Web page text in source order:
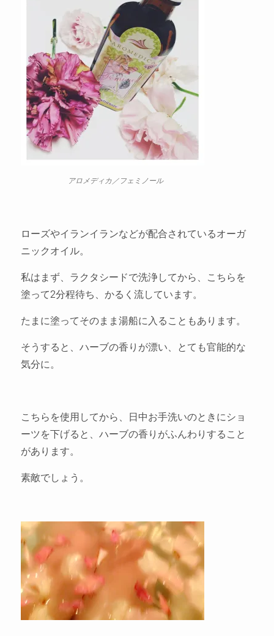
アロメディカ／フェミノール
ローズやイランイランなどが配合されているオーガ
ニックオイル。
私はまず、ラクタシードで洗浄してから、こちらを
塗って2分程待ち、かるく流しています。
たまに塗ってそのまま湯船に入ることもあります。
そうすると、ハーブの香りが漂い、とても官能的な
気分に。
こちらを使用してから、日中お手洗いのときにショ
ーツを下げると、ハーブの香りがふんわりすること
があります。
素敵でしょう。